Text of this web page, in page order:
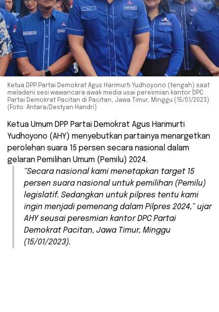
Ketua DPP Partai Demokrat Agus Harimurti Yudhoyono (tengah) saat
meladeni sesi wawancara awak media usai peresmian kantor DPC
Partai Demokrat Pacitan di Pacitan, Jawa Timur, Minggu (15/01/2023).
(Foto: Antara/Destyan Handri)
Ketua Umum DPP Partai Demokrat Agus Harimurti
Yudhoyono (AHY) menyebutkan partainya menargetkan
perolehan suara 15 persen secara nasional dalam
gelaran Pemilihan Umum (Pemilu) 2024.
“Secara nasional kami menetapkan target 15
persen suara nasional untuk pemilihan (Pemilu)
legislatif. Sedangkan untuk pilpres tentu kami
ingin menjadi pemenang dalam Pilpres 2024,” ujar
AHY seusai peresmian kantor DPC Partai
Demokrat Pacitan, Jawa Timur, Minggu
(15/01/2023).